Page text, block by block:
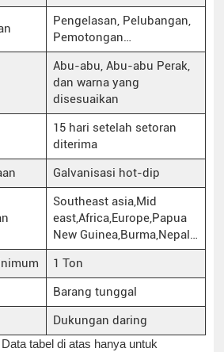
Pengelasan, Pelubangan,
Pemotongan…
Abu-abu, Abu-abu Perak,
dan warna yang
disesuaikan
15 hari setelah setoran
diterima
Galvanisasi hot-dip
Southeast asia,Mid
east,Africa,Europe,Papua
New Guinea,Burma,Nepal…
1 Ton
Barang tunggal
Dukungan daring
Data tabel di atas hanya untuk